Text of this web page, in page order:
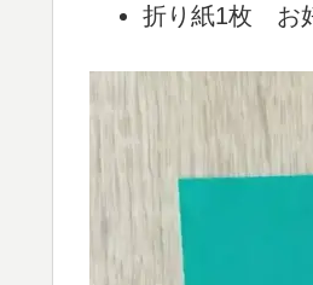
折り紙1枚 お